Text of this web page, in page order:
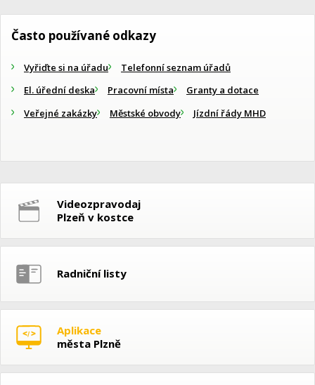
Často používané odkazy
Vyřiďte si na úřadu
Telefonní seznam úřadů
El. úřední deska
Pracovní místa
Granty a dotace
Veřejné zakázky
Městské obvody Jízdní řády MHD
Videozpravodaj
Plzeň v kostce
Radniční listy
Aplikace
města Plzně